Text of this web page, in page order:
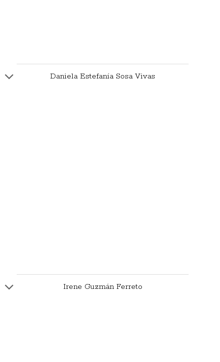
Daniela Estefanía Sosa Vivas
Irene Guzmán Ferreto